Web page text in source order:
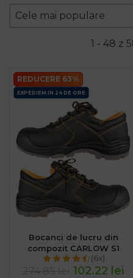
Zoradenie
Sort content
Cele mai populare
Sort content
1 - 48 z
REDUCERE 63%
EXPEDIEM IN 24 DE ORE
Bocanci de lucru din
compozit CARLOW S1
(6x)
102.22 lei